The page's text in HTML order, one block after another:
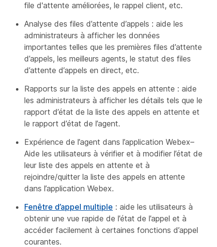
file d'attente améliorées, le rappel client, etc.
Analyse des files d’attente d’appels : aide les
administrateurs à afficher les données
importantes telles que les premières files d’attente
d’appels, les meilleurs agents, le statut des files
d’attente d’appels en direct, etc.
Rapports sur la liste des appels en attente : aide
les administrateurs à afficher les détails tels que le
rapport d’état de la liste des appels en attente et
le rapport d’état de l’agent.
Expérience de l’agent dans l’application Webex–
Aide les utilisateurs à vérifier et à modifier l’état de
leur liste des appels en attente et à
rejoindre/quitter la liste des appels en attente
dans l’application Webex.
Fenêtre d’appel multiple : aide les utilisateurs à
obtenir une vue rapide de l’état de l’appel et à
accéder facilement à certaines fonctions d’appel
courantes.